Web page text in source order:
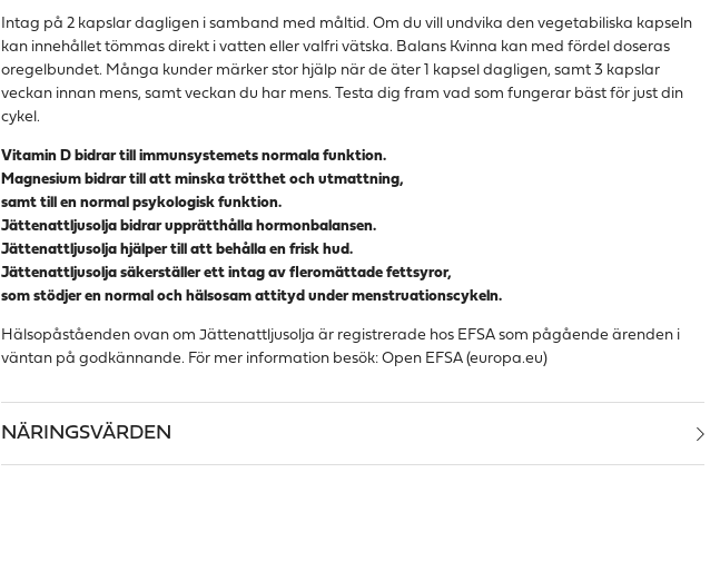
Intag på 2 kapslar dagligen i samband med måltid. Om du vill undvika den vegetabiliska kapseln
kan innehållet tömmas direkt i vatten eller valfri vätska. Balans Kvinna kan med fördel doseras
oregelbundet. Många kunder märker stor hjälp när de äter 1 kapsel dagligen, samt 3 kapslar
veckan innan mens, samt veckan du har mens. Testa dig fram vad som fungerar bäst för just din
cykel.
Vitamin D bidrar till immunsystemets normala funktion.
Magnesium bidrar till att minska trötthet och utmattning,
samt till en normal psykologisk funktion.
Jättenattljusolja bidrar upprätthålla hormonbalansen.
Jättenattljusolja hjälper till att behålla en frisk hud.
Jättenattljusolja säkerställer ett intag av fleromättade fettsyror,
som stödjer en normal och hälsosam attityd under menstruationscykeln.
Hälsopåståenden ovan om Jättenattljusolja är registrerade hos EFSA som pågående ärenden i
väntan på godkännande. För mer information besök:Open EFSA (europa.eu)
NÄRINGSVÄRDEN